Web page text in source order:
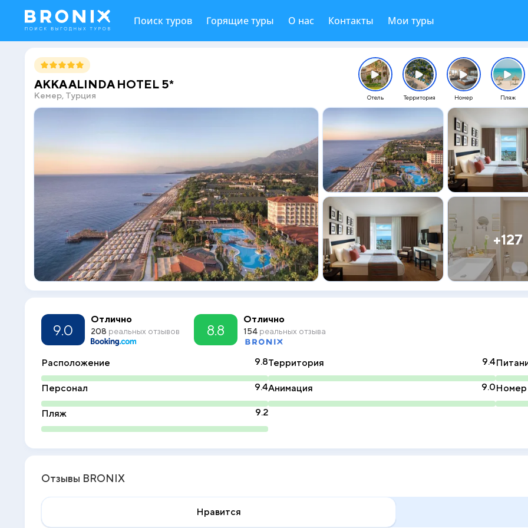
Поиск туров Горящие туры О нас Контакты Мои туры
AKKA ALINDA HOTEL 5*
Кемер, Турция Отель Территория Номер Пляж
+127
9.0
Отлично
208 реальных отзывов 8.8
Отлично
154 реальных отзыва
Расположение 9.8Территория 9.4
Персонал 9.4Анимация 9.0Номер
Пляж 9.2
Отзывы BRONIX
Нравится